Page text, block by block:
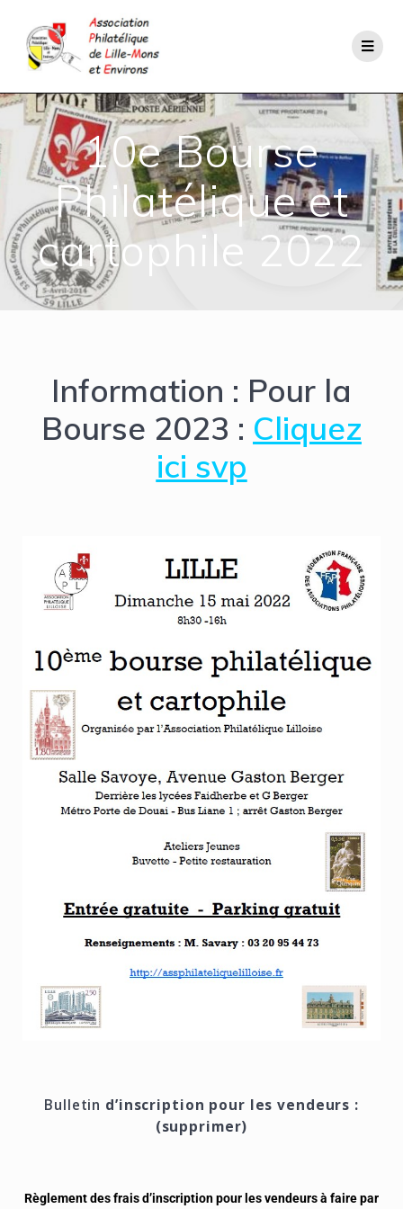
10e Bourse
Philatélique et
cartophile 2022
Information : Pour la
Bourse 2023 : Cliquez
ici svp
Bulletin d’inscription pour les vendeurs :
(supprimer)
Règlement des frais d’inscription pour les vendeurs à faire par